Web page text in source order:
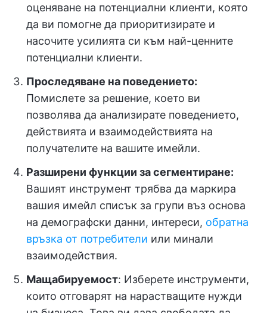
оценяване на потенциални клиенти, която
да ви помогне да приоритизирате и
насочите усилията си към най-ценните
потенциални клиенти.
Проследяване на поведението:
Помислете за решение, което ви
позволява да анализирате поведението,
действията и взаимодействията на
получателите на вашите имейли.
Разширени функции за сегментиране:
Вашият инструмент трябва да маркира
вашия имейл списък за групи въз основа
на демографски данни, интереси, обратна
връзка от потребители или минали
взаимодействия.
Мащабируемост: Изберете инструменти,
които отговарят на нарастващите нужди